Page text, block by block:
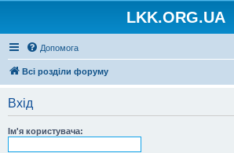
LKK.ORG.UA
Допомога
Всі розділи форуму
Вхід
Ім'я користувача: